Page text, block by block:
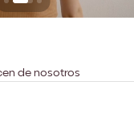
de nosotros